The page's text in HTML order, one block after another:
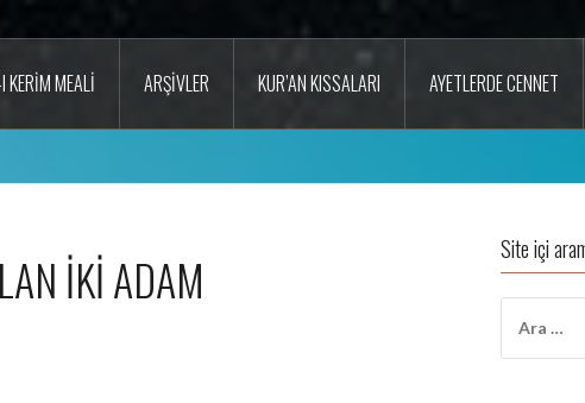
KERIM MEALI ARŞIVLER KUR’AN KISSALARI AYETLERDE CENNET
İKİ ADAM Site içi
a